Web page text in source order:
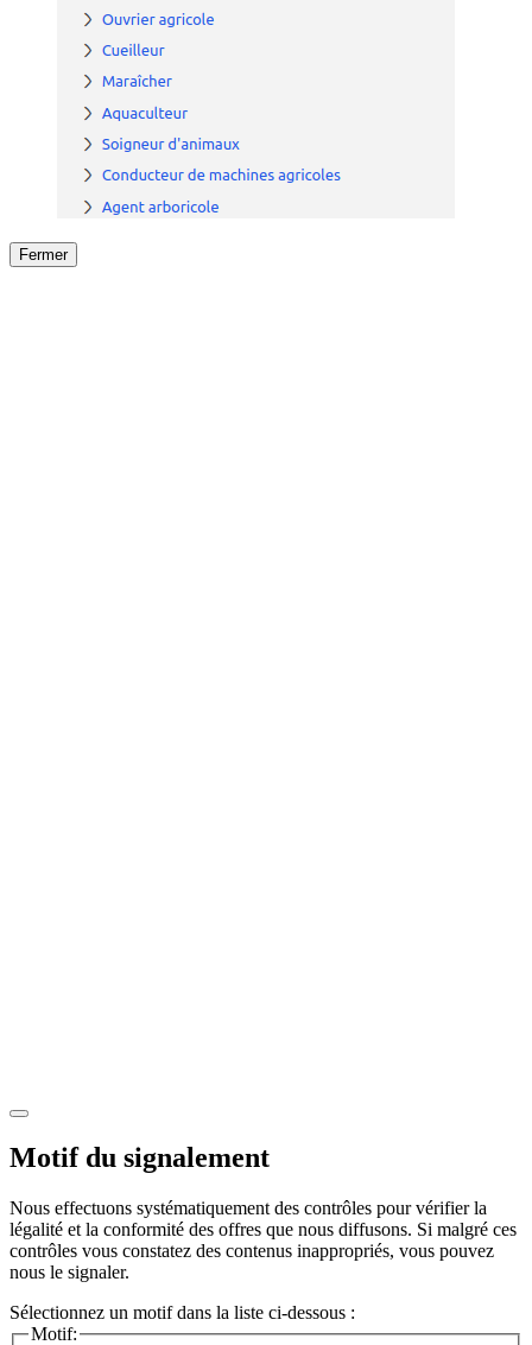
Fermer
Motif du signalement
Nous effectuons systématiquement des contrôles pour vérifier la
légalité et la conformité des offres que nous diffusons. Si malgré ces
contrôles vous constatez des contenus inappropriés, vous pouvez
nous le signaler.
Sélectionnez un motif dans la liste ci-dessous :
Motif: